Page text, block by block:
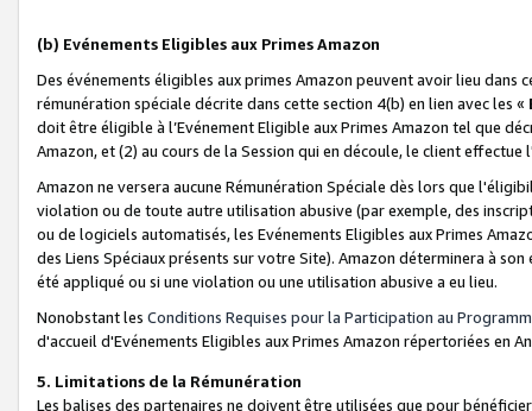
(b) Evénements Eligibles aux Primes Amazon
Des événements éligibles aux primes Amazon peuvent avoir lieu dans
rémunération spéciale décrite dans cette section 4(b) en lien avec les «
doit être éligible à l’Evénement Eligible aux Primes Amazon tel que
Amazon, et (2) au cours de la Session qui en découle, le client
Amazon ne versera aucune Rémunération Spéciale dès lors que
violation ou de toute autre utilisation abusive (par exemple, des
ou de logiciels automatisés, les Evénements Eligibles aux Primes
des Liens Spéciaux présents sur votre Site). Amazon déterminera à
été appliqué ou si une violation ou une utilisation abusive a eu lieu.
Nonobstant les Conditions Requises pour la Participation au
d'accueil d'Evénements Eligibles aux Primes Amazon répertoriées en
5. Limitations de la Rémunération
Les balises des partenaires ne doivent être utilisées que pour